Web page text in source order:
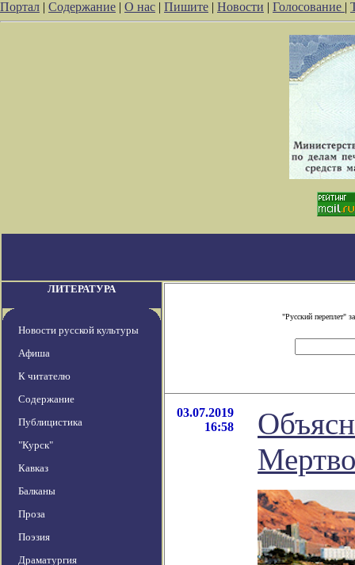
Портал | Содержание | О нас | Пишите | Новости | Голосование |
ЛИТЕРАТУРА
Новости русской культуры
Афиша
К читателю
Содержание
Публицистика
"Курск"
Кавказ
Балканы
Проза
Поэзия
Драматургия
"Русский переплет"
03.07.2019
16:58